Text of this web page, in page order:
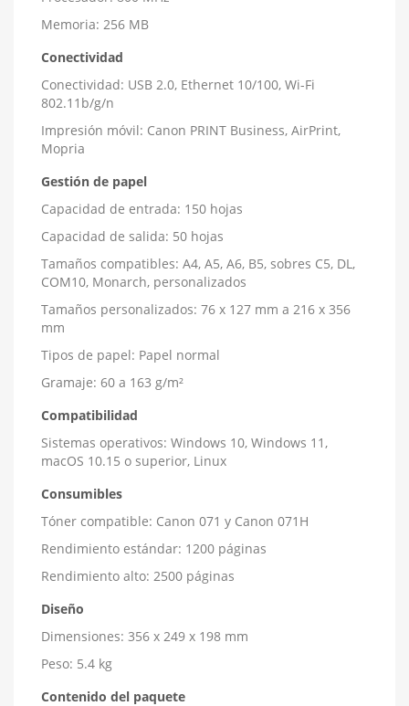
Memoria: 256 MB
Conectividad
Conectividad: USB 2.0, Ethernet 10/100, Wi-Fi
802.11b/g/n
Impresión móvil: Canon PRINT Business, AirPrint,
Mopria
Gestión de papel
Capacidad de entrada: 150 hojas
Capacidad de salida: 50 hojas
Tamaños compatibles: A4, A5, A6, B5, sobres C5, DL,
COM10, Monarch, personalizados
Tamaños personalizados: 76 x 127 mm a 216 x 356
mm
Tipos de papel: Papel normal
Gramaje: 60 a 163 g/m²
Compatibilidad
Sistemas operativos: Windows 10, Windows 11,
macOS 10.15 o superior, Linux
Consumibles
Tóner compatible: Canon 071 y Canon 071H
Rendimiento estándar: 1200 páginas
Rendimiento alto: 2500 páginas
Diseño
Dimensiones: 356 x 249 x 198 mm
Peso: 5.4 kg
Contenido del paquete